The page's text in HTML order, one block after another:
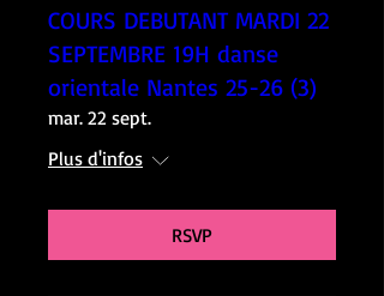
COURS DEBUTANT MARDI 22
SEPTEMBRE 19H danse
orientale Nantes 25-26 (3)
mar. 22 sept.
Plus d'infos
RSVP